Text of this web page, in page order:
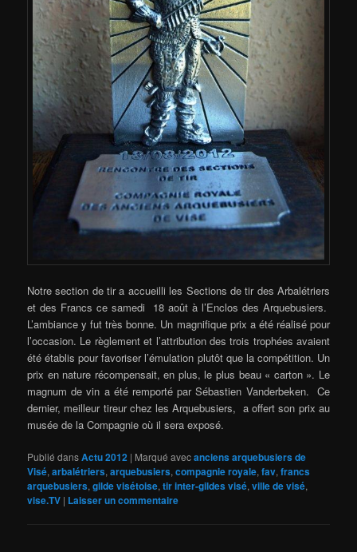
Notre section de tir a accueilli les Sections de tir des Arbalétriers
et des Francs ce samedi 18 août à l’Enclos des Arquebusiers.
L’ambiance y fut très bonne. Un magnifique prix a été réalisé pour
l’occasion. Le règlement et l’attribution des trois trophées avaient
été établis pour favoriser l’émulation plutôt que la compétition. Un
prix en nature récompensait, en plus, le plus beau « carton ». Le
magnum de vin a été remporté par Sébastien Vanderbeken. Ce
dernier, meilleur tireur chez les Arquebusiers, a offert son prix au
musée de la Compagnie où il sera exposé.
Publié dansActu 2012 | Marqué avecanciens arquebusiers de
Visé,arbalétriers,arquebusiers,compagnie royale,fav,francs
arquebusiers,gilde visétoise,tir inter-gildes visé,ville de visé,
vise.TV | Laisser un commentaire